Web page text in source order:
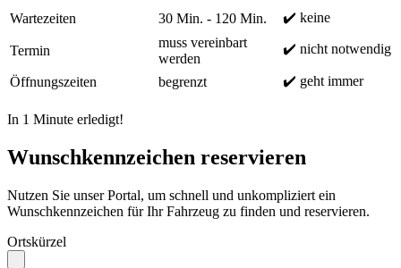
Wartezeiten
30 Min. - 120 Min. ✔️ keine
Termin
muss vereinbart
werden
✔️ nicht notwendig
Öffnungszeiten begrenzt ✔️ geht immer
In 1 Minute erledigt!
Wunschkennzeichen reservieren
Nutzen Sie unser Portal, um schnell und unkompliziert ein
Wunschkennzeichen für Ihr Fahrzeug zu finden und reservieren.
Ortskürzel